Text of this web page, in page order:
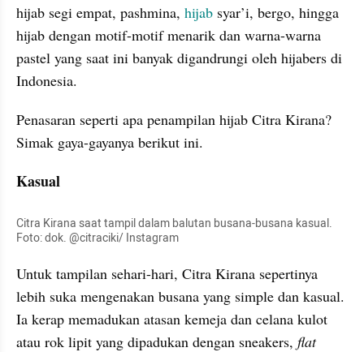
hijab segi empat, pashmina, hijab syar’i, bergo, hingga
hijab dengan motif-motif menarik dan warna-warna
pastel yang saat ini banyak digandrungi oleh hijabers di
Indonesia.
Penasaran seperti apa penampilan hijab Citra Kirana?
Simak gaya-gayanya berikut ini.
Kasual
Citra Kirana saat tampil dalam balutan busana-busana kasual.
Foto: dok. @citraciki/ Instagram
Untuk tampilan sehari-hari, Citra Kirana sepertinya
lebih suka mengenakan busana yang simple dan kasual.
Ia kerap memadukan atasan kemeja dan celana kulot
atau rok lipit yang dipadukan dengan sneakers, flat